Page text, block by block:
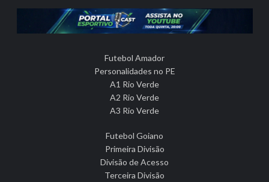
Futebol Amador
Personalidades no PE
A1 Rio Verde
A2 Rio Verde
A3 Rio Verde
Futebol Goiano
Primeira Divisão
Divisão de Acesso
Terceira Divisão